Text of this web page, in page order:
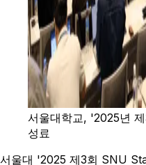
서울대학교, '2025년
성료
서울대 '2025 제3회 SNU